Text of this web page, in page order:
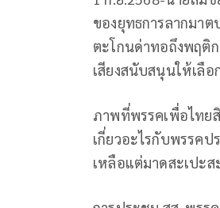
ของยุทธการลากมา
ตะโกนด่าทอถึงพฤติ
เสียงสนับสนุนให้เลื
ภาพที่พรรคเพื่อไทย
เกี่ยวอะไรกับพรรคป
เหลือแต่มาดสะเปะ